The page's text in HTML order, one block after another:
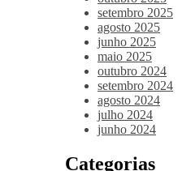
setembro 2025
agosto 2025
junho 2025
maio 2025
outubro 2024
setembro 2024
agosto 2024
julho 2024
junho 2024
Categorias